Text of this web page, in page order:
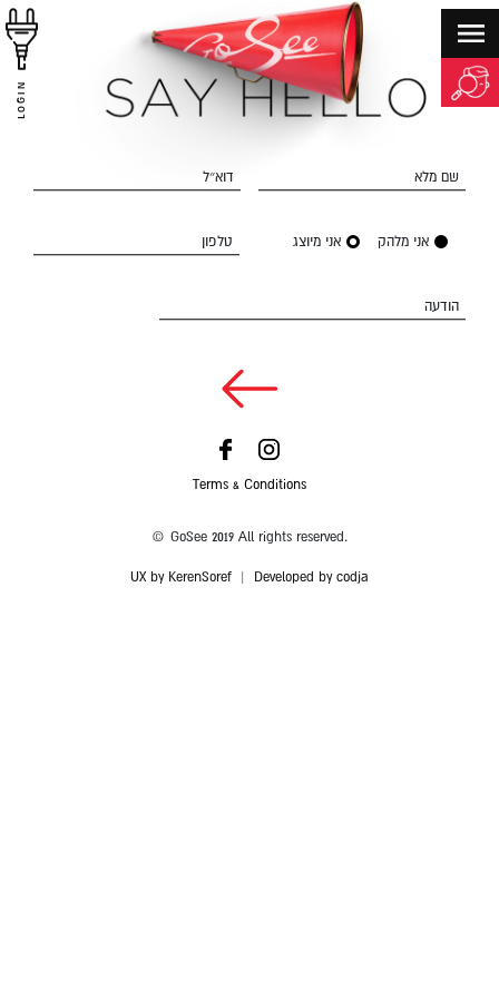
LOGIN
שם מלא דוא״ל
אני מלהק אני מיוצג טלפון
הודעה
Terms & Conditions
© GoSee 2019 All rights reserved.
UX by KerenSoref Developed by codja